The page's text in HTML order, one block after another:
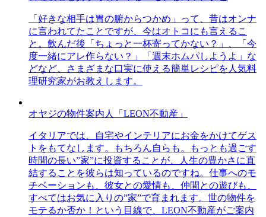
「好きな相手は胃の腑からつかめ」って、昔はオンナ
に言われてたことですが、今はオトコにも言えるこ
と。飲んだ後「ちょっと一杯寄ってかない？」、「今
度一緒にアレ作らない？」「週末ホムパしようよ」な
どなど、さまざまな口実に使える簡単レシピを人気料
理研究家がお教えします。
オヤジの物件案内人「LEON不動産」
イタリアでは、自宅やインテリアにお金をかけてゲス
トをもてなします。もちろん自らも。もっとも過ごす
時間の長い”家”に投資することが、人生の豊かさに直
結することを彼らは知っているのですね。仕事へのモ
チベーションも、彼女との愛情も、仲間との遊びも、
すべてはお気に入りの”家”で育まれます。世の物件を
モテるか否か！という目線で、LEON不動産がご案内